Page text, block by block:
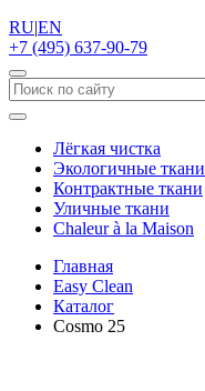
RU|EN
+7 (495) 637-90-79
Лёгкая чистка
Экологичные ткани
Контрактные ткани
Уличные ткани
Сhaleur à la Maison
Главная
Easy Clean
Каталог
Cosmo 25